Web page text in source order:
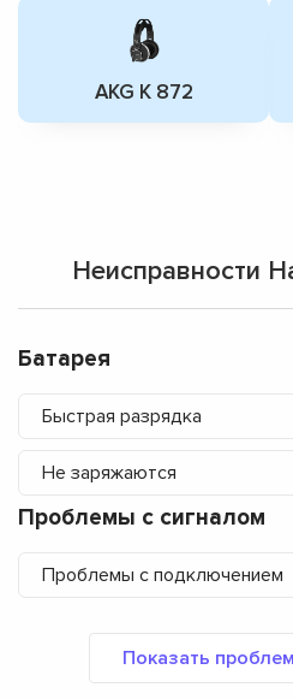
AKG K 872
Неисправности
Батарея
Быстрая разрядка
Не заряжаются
Проблемы с сигналом
Проблемы с подключением